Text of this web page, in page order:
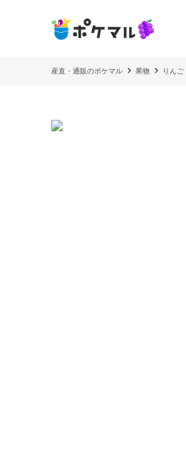
産直・通販のポケマル 果物 りんご